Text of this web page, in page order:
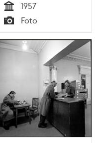
Tid
1957
Typ
Foto